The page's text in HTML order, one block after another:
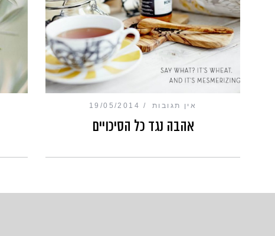
אין תגובות 19/05/2014
אהבה נגד כל הסיכויים